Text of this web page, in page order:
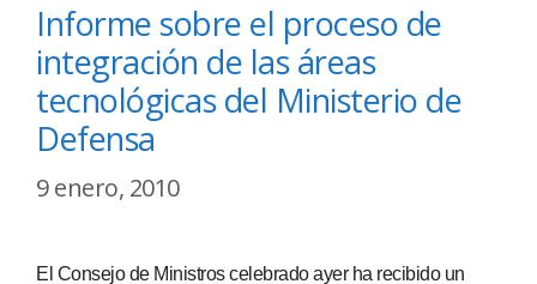
Informe sobre el proceso de
integración de las áreas
tecnológicas del Ministerio de
Defensa
9 enero, 2010
El Consejo de Ministros celebrado ayer ha recibido un